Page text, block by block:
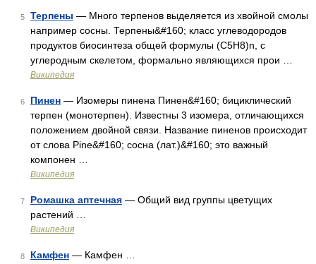
5 Терпены — Много терпенов выделяется из хвойной смолы
например сосны. Терпены&#160; класс углеводородов
продуктов биосинтеза общей формулы (C5H8)n, с
углеродным скелетом, формально являющихся прои …
Википедия
6 Пинен — Изомеры пинена Пинен&#160; бициклический
терпен (монотерпен). Известны 3 изомера, отличающихся
положением двойной связи. Название пиненов происходит
от слова Pine&#160; сосна (лат.)&#160; это важный
компонен …
Википедия
7 Ромашка аптечная — Общий вид группы цветущих
растений …
Википедия
8 Камфен — Камфен …